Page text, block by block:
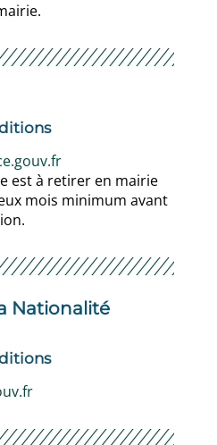
est à retirer en mairie
mois minimum avant
Nationalité